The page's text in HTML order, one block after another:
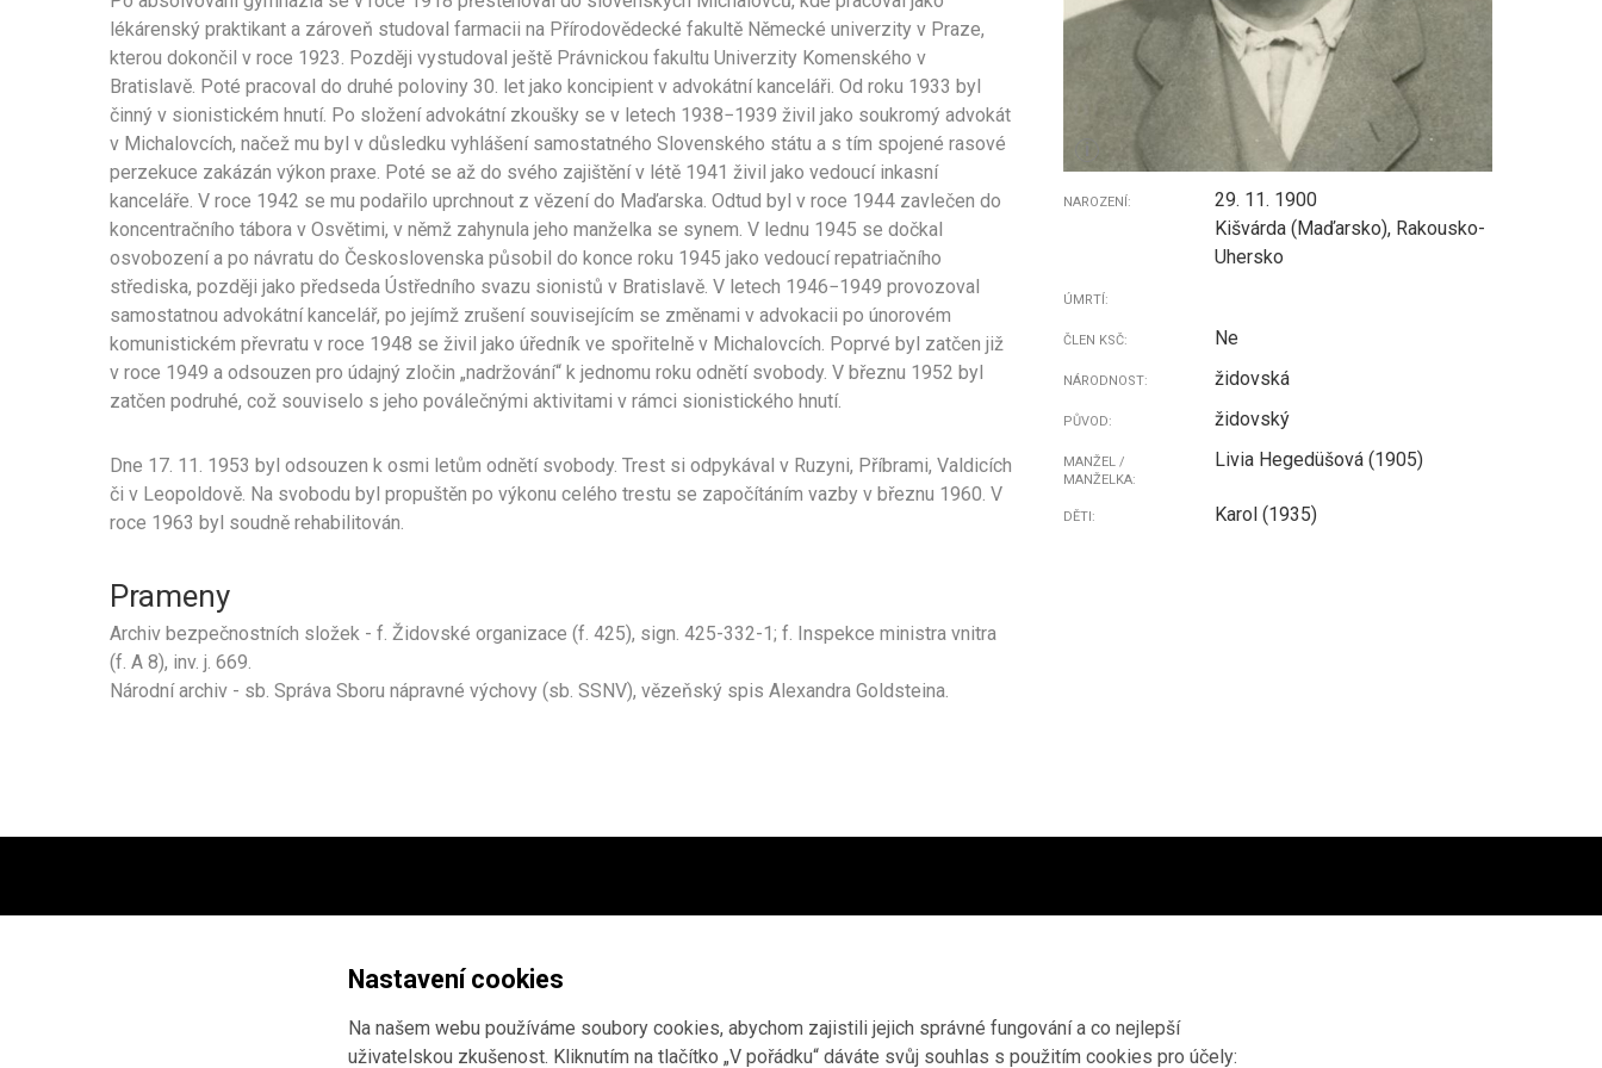
Nastavení cookies
Na našem webu používáme soubory cookies, abychom zajistili jejich správné fungování a co nejlepší
uživatelskou zkušenost. Kliknutím na tlačítko „V pořádku“ dáváte svůj souhlas s použitím cookies pro účely:
lékárenský praktikant a zároveň studoval farmacii na Přírodovědecké fakultě Německé univerzity v Praze,
kterou dokončil v roce 1923. Později vystudoval ještě Právnickou fakultu Univerzity Komenského v
Bratislavě. Poté pracoval do druhé poloviny 30. let jako koncipient v advokátní kanceláři. Od roku 1933 byl
činný v sionistickém hnutí. Po složení advokátní zkoušky se v letech 1938−1939 živil jako soukromý advokát
v Michalovcích, načež mu byl v důsledku vyhlášení samostatného Slovenského státu a s tím spojené rasové
perzekuce zakázán výkon praxe. Poté se až do svého zajištění v létě 1941 živil jako vedoucí inkasní
kanceláře. V roce 1942 se mu podařilo uprchnout z vězení do Maďarska. Odtud byl v roce 1944 zavlečen do
koncentračního tábora v Osvětimi, v němž zahynula jeho manželka se synem. V lednu 1945 se dočkal
osvobození a po návratu do Československa působil do konce roku 1945 jako vedoucí repatriačního
střediska, později jako předseda Ústředního svazu sionistů v Bratislavě. V letech 1946−1949 provozoval
samostatnou advokátní kancelář, po jejímž zrušení souvisejícím se změnami v advokacii po únorovém
komunistickém převratu v roce 1948 se živil jako úředník ve spořitelně v Michalovcích. Poprvé byl zatčen již
v roce 1949 a odsouzen pro údajný zločin „nadržování“ k jednomu roku odnětí svobody. V březnu 1952 byl
zatčen podruhé, což souviselo s jeho poválečnými aktivitami v rámci sionistického hnutí.
Dne 17. 11. 1953 byl odsouzen k osmi letům odnětí svobody. Trest si odpykával v Ruzyni, Příbrami, Valdicích
či v Leopoldově. Na svobodu byl propuštěn po výkonu celého trestu se započítáním vazby v březnu 1960. V
roce 1963 byl soudně rehabilitován.
Prameny
Archiv bezpečnostních složek - f. Židovské organizace (f. 425), sign. 425-332-1; f. Inspekce ministra vnitra
(f. A 8), inv. j. 669.
Národní archiv - sb. Správa Sboru nápravné výchovy (sb. SSNV), vězeňský spis Alexandra Goldsteina.
NAROZENÍ:
29. 11. 1900
Kišvárda (Maďarsko), Rakousko-
Uhersko
ÚMRTÍ:
ČLEN KSČ: Ne
NÁRODNOST: židovská
PŮVOD: židovský
MANŽEL /
MANŽELKA:
Livia Hegedüšová (1905)
DĚTI: Karol (1935)
Marka Janáčea Ústavu pro studium
Vývoj webu:
AnFas